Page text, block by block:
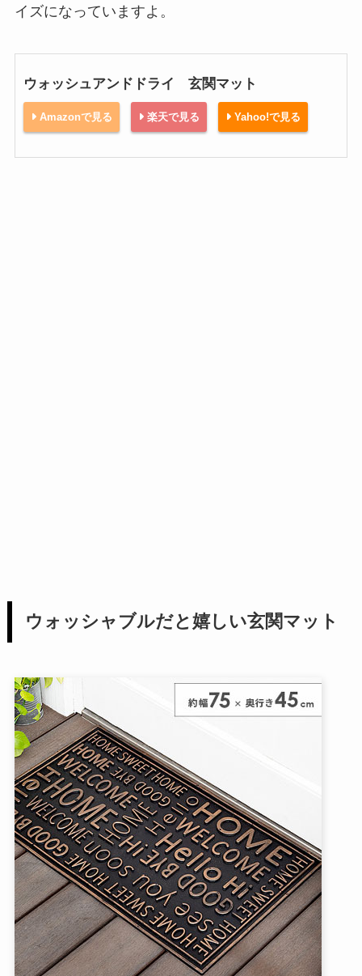
イズになっていますよ。
ウォッシュアンドドライ 玄関マット
Amazonで見る 楽天で見る Yahoo!で見る
ウォッシャブルだと嬉しい玄関マット